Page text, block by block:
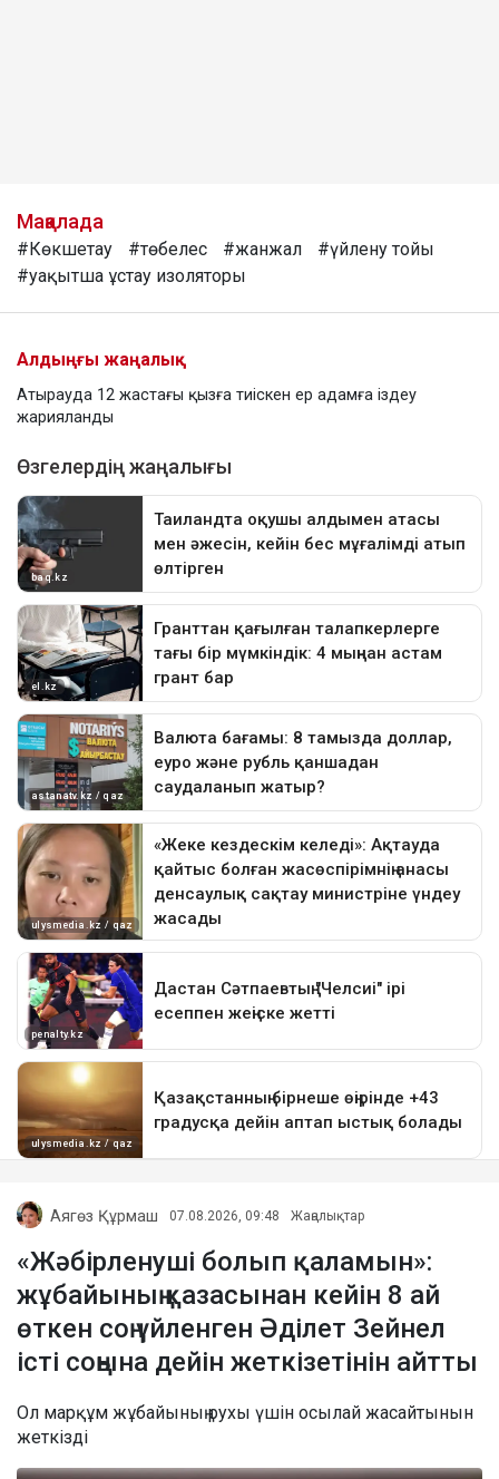
Мақалада
#Көкшетау #төбелес #жанжал
#үйлену тойы
#уақытша ұстау изоляторы
Алдыңғы жаңалық
Атырауда 12 жастағы қызға тиіскен ер адамға іздеу
жарияланды
Аягөз Құрмаш 07.08.2026, 09:48 Жаңалықтар
«Жәбірленуші болып қаламын»:
жұбайының қазасынан кейін 8 ай
өткен соң үйленген Әділет Зейнел
істі соңына дейін жеткізетінін айтты
Ол марқұм жұбайының рухы үшін осылай жасайтынын
жеткізді